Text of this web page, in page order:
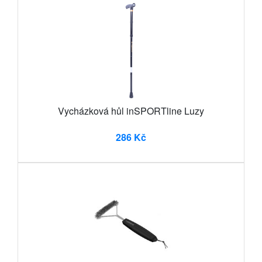
Vycházková hůl inSPORTline Luzy
286 Kč